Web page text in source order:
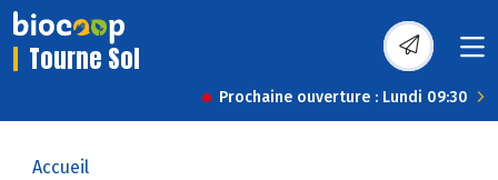
Tourne Sol
Prochaine ouverture : Lundi 09:30
Accueil